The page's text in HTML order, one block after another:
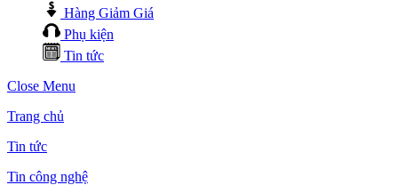
Hàng Giảm Giá
Phụ kiện
Tin tức
Close Menu
Trang chủ
Tin tức
Tin công nghệ